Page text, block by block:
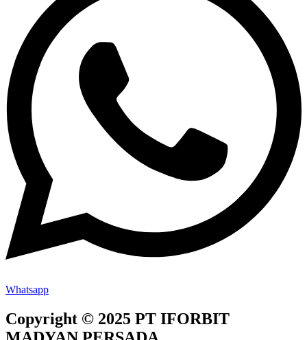
Whatsapp
Copyright © 2025 PT IFORBIT